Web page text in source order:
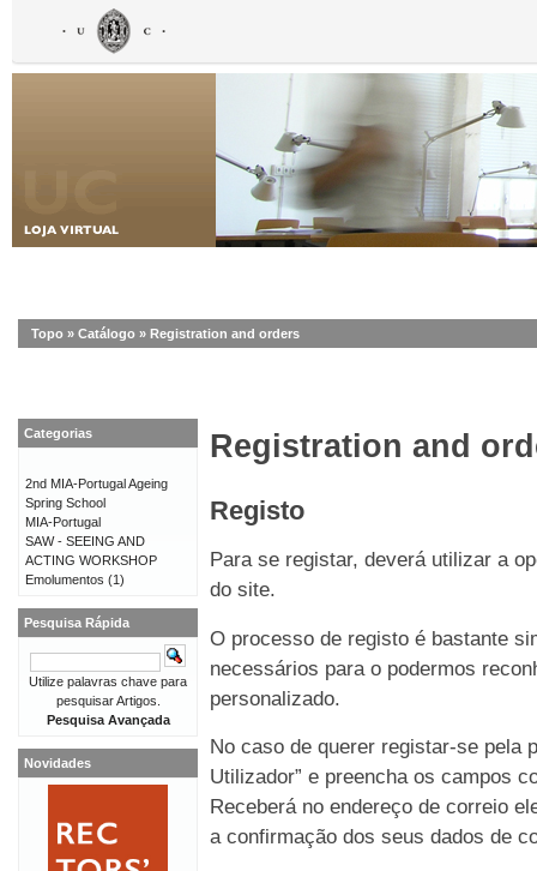
Topo » Catálogo » Registration and orders
Registration and
Registo
Para se registar, deverá utilizar a
do site.
O processo de registo é bastante
necessários para o podermos
personalizado.
No caso de querer registar-se pela
Utilizador” e preencha os campos
Receberá no endereço de correio
a confirmação dos seus dados de
Categorias
2nd MIA-Portugal Ageing
Spring School
MIA-Portugal
SAW - SEEING AND
ACTING WORKSHOP
Emolumentos (1)
Pesquisa Rápida
Utilize palavras chave para
pesquisar Artigos.
Pesquisa Avançada
Novidades